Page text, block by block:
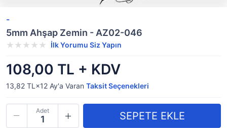
-
5mm Ahşap Zemin - AZ02-046
İlk Yorumu Siz Yapın
108,00 TL + KDV
13,82 TL×12 Ay'a Varan Taksit Seçenekleri
Adet